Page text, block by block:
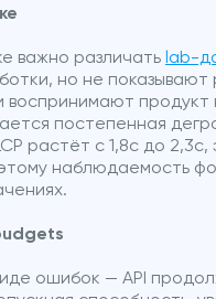
важно различать lab-
но не показывают
воспринимают продукт
постепенная
растёт с 1,8с до
наблюдаемость
ошибок — API